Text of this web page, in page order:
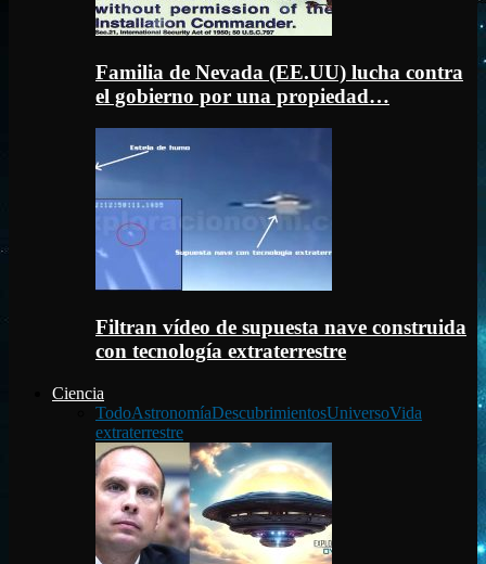
Familia de Nevada (EE.UU) lucha contra
el gobierno por una propiedad…
Filtran vídeo de supuesta nave construida
con tecnología extraterrestre
Ciencia
TodoAstronomíaDescubrimientosUniversoVida
extraterrestre